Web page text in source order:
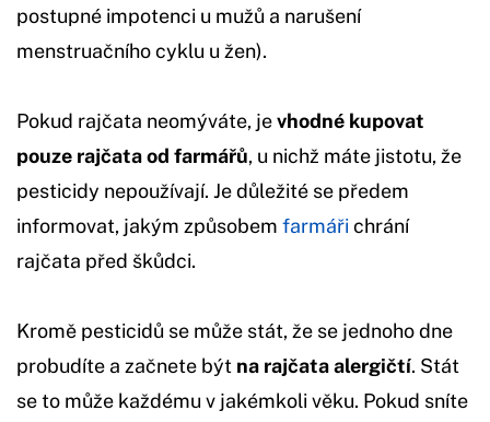
postupné impotenci u mužů a narušení
menstruačního cyklu u žen).
Pokud rajčata neomýváte, jevhodné kupovat
pouze rajčata od farmářů, u nichž máte jistotu, že
pesticidy nepoužívají. Je důležité se předem
informovat, jakým způsobem farmáři chrání
rajčata před škůdci.
Kromě pesticidů se může stát, že se jednoho dne
probudíte a začnete být na rajčata alergičtí. Stát
se to může každému v jakémkoli věku. Pokud sníte